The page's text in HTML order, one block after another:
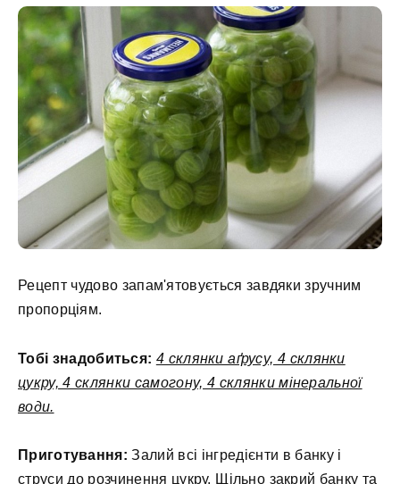
Рецепт чудово запам'ятовується завдяки зручним
пропорціям.
Тобі знадобиться: 4 склянки аґрусу, 4 склянки
цукру, 4 склянки самогону, 4 склянки мінеральної
води.
Приготування: Залий всі інгредієнти в банку і
струси до розчинення цукру. Щільно закрий банку та